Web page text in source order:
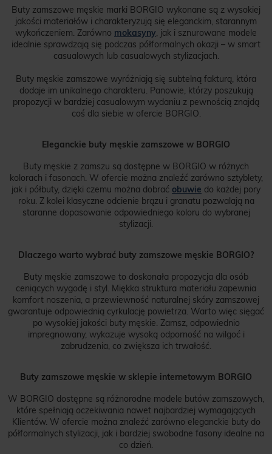
Buty zamszowe męskie marki BORGIO wykonane są z wysokiej
jakości materiałów i charakteryzują się eleganckim, starannym
wykończeniem. Zarówno mokasyny, jak i sznurowane modele
idealnie sprawdzają się podczas półformalnych okazji – w smart
casualowych lub casualowych stylizacjach.
Buty męskie zamszowe wyróżniają się subtelną fakturą, która
dodaje im unikalnego charakteru. Panowie, którzy poszukują
propozycji w bardziej casualowym wydaniu z pewnością znajdą
coś dla siebie w ofercie BORGIO.
Eleganckie buty męskie zamszowe w BORGIO
Buty męskie z zamszu są dostępne w BORGIO w różnych
kolorach i fasonach. W ofercie można znaleźć zarówno sztyblety,
jak i półbuty, dzięki czemu można dobrać obuwie do każdej pory
roku. Z kolei klasyczne odcienie brązu i granatu pozwalają na
staranne dopasowanie odpowiedniego koloru do wybranej
stylizacji.
Dlaczego warto wybrać buty zamszowe męskie BORGIO?
Buty męskie zamszowe to doskonała propozycja dla osób
ceniących wygodę i styl. Miękka struktura materiału zapewnia
komfort noszenia, a przewiewność naturalnej skóry zamszowej
gwarantuje odpowiednią cyrkulację powietrza. Warto więc sięgać
po wysokiej jakości buty męskie. Zamsz, odpowiednio
impregnowany, wykazuje wysoką odporność na wilgoć i
zabrudzenia, co zwiększa ich trwałość.
Buty zamszowe męskie w sklepie internetowym BORGIO
W BORGIO dostępne są różnorodne modele butów zamszowych,
które spełniają oczekiwania nawet najbardziej wymagających
Klientów. W ofercie można znaleźć zarówno eleganckie buty do
półformalnych stylizacji, jak i bardziej swobodne fasony idealne na
co dzień.